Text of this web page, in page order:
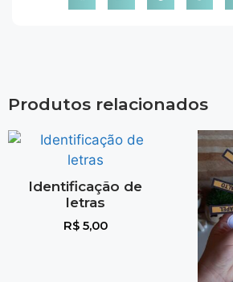
Produtos relacionados
Identificação de
letras
R$5,00